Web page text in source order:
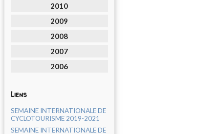
2010
2009
2008
2007
2006
Liens
SEMAINE INTERNATIONALE DE
CYCLOTOURISME 2019-2021
SEMAINE INTERNATIONALE DE